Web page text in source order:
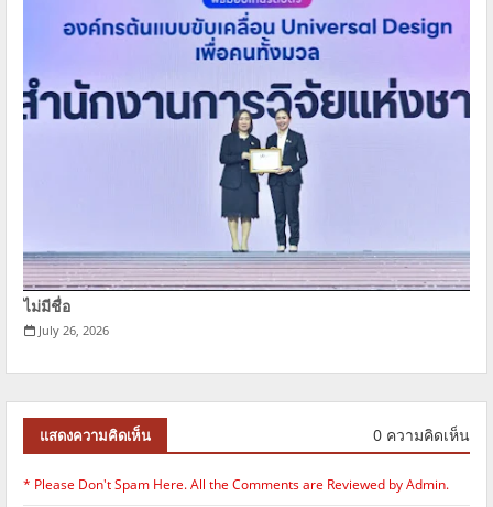
ไม่มีชื่อ
July 26, 2026
แสดงความคิดเห็น 0 ความคิดเห็น
* Please Don't Spam Here. All the Comments are Reviewed by Admin.